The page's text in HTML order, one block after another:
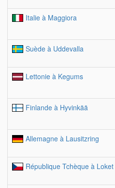
Italie à Maggiora
Suède à Uddevalla
Lettonie à Kegums
Finlande à Hyvinkää
Allemagne à Lausitzring
République Tchèque à Loket